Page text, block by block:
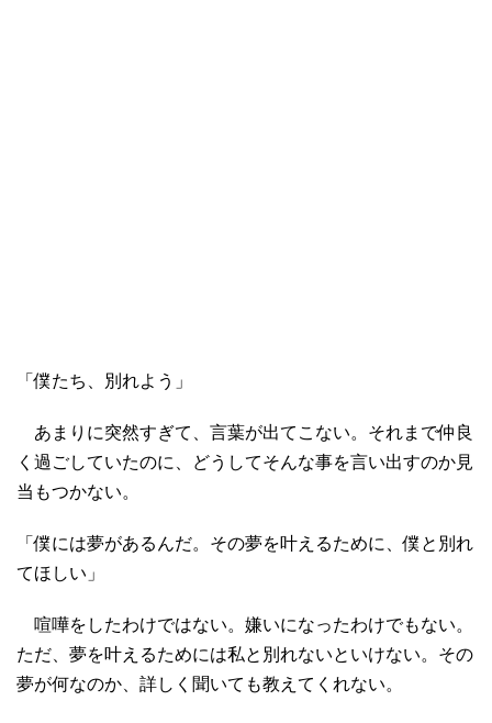
「僕たち、別れよう」
あまりに突然すぎて、言葉が出てこない。それまで仲良
く過ごしていたのに、どうしてそんな事を言い出すのか見
当もつかない。
「僕には夢があるんだ。その夢を叶えるために、僕と別れ
てほしい」
喧嘩をしたわけではない。嫌いになったわけでもない。
ただ、夢を叶えるためには私と別れないといけない。その
夢が何なのか、詳しく聞いても教えてくれない。